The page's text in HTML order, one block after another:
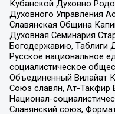
Кубанской Духовно
Духовного Управления
Славянская Община
Духовная Семинария
Богодержавию, Таблиги
Русское национальное
социалистическое
Объединенный Вилайат
Союз славян, Ат-Такфир
Национал-
Славянский союз,